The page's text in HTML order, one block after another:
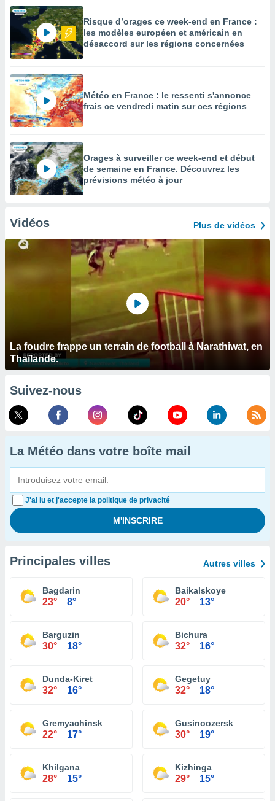
Risque d’orages ce week-end en France :
les modèles européen et américain en
désaccord sur les régions concernées
Météo en France : le ressenti s'annonce
frais ce vendredi matin sur ces régions
Orages à surveiller ce week-end et début
de semaine en France. Découvrez les
prévisions météo à jour
Vidéos Plus de vidéos
La foudre frappe un terrain de football à Narathiwat, en
Thaïlande.
Suivez-nous
La Météo dans votre boîte mail
J'ai lu et j'accepte la politique de privacité
Principales villes Autres villes
Bagdarin
23° 8°
Baikalskoye
20° 13°
Barguzin
30° 18°
Bichura
32° 16°
Dunda-Kiret
32° 16°
Gegetuy
32° 18°
Gremyachinsk
22° 17°
Gusinoozersk
30° 19°
Khilgana
28° 15°
Kizhinga
29° 15°